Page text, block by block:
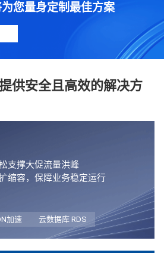
您量身定制最佳方案
供安全且高效的解决方
支撑大促流量洪峰
缩容，保障业务稳定运行
加速 云数据库 RDS